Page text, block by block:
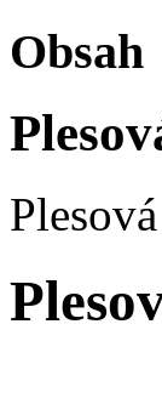
Obsah